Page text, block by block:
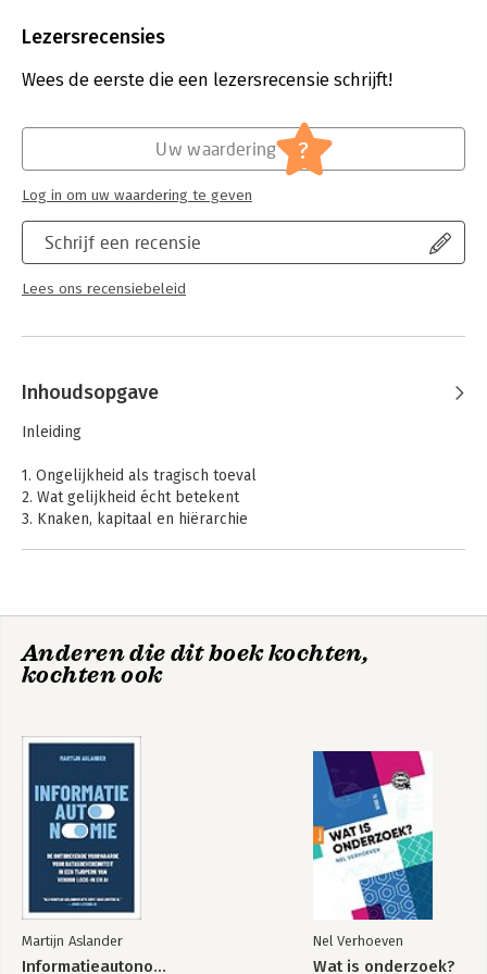
Uitgever:
Verschijningsdatum:
28-5-2025
Mens en maatschappij
Lezersrecensies
Wees de eerste die een lezersrecensie schrijft!
Schrijf een recensie
Lees ons recensiebeleid
Uw waardering ?
Log in om uw waardering te geven
Inhoudsopgave
Inleiding
1. Ongelijkheid als tragisch toeval
2. Wat gelijkheid écht betekent
3. Knaken, kapitaal en hiërarchie
Epiloog
Noten
Anderen die dit boek kochten,
kochten ook
Martijn Aslander
Informatieautonomie
Nel Verhoeven
Wat is onderzoek?